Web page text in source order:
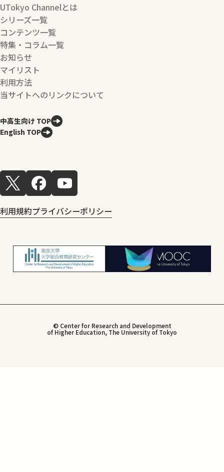
UTokyo Channelとは
シリーズ一覧
コンテンツ一覧
特集・コラム一覧
お知らせ
マイリスト
利用方法
当サイトへのリンクについて
中高生向け TOP
English TOP
利用規約プライバシーポリシー
© Center for Research and Development
of Higher Education, The University of Tokyo